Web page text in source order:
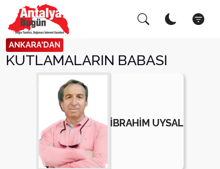
ANKARA'DAN
KUTLAMALARIN BABASI
İBRAHİM UYSAL
Arama Yap! Kapat